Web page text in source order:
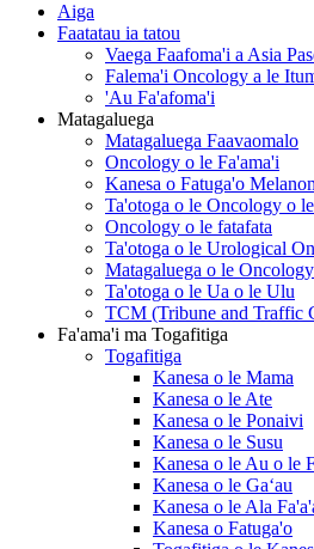
Aiga
Faatatau ia tatou
Vaega Faafoma'i a Asia
Falema'i Oncology a le
'Au Fa'afoma'i
Matagaluega
Matagaluega Faavaomalo
Oncology o le Fa'ama'i
Kanesa o Fatuga'o
Ta'otoga o le Oncology o
Oncology o le fatafata
Ta'otoga o le Urological
Matagaluega o le
Ta'otoga o le Ua o le Ulu
TCM (Tribune and Traffic
Fa'ama'i ma Togafitiga
Togafitiga
Kanesa o le Mama
Kanesa o le Ate
Kanesa o le Ponaivi
Kanesa o le Susu
Kanesa o le Au o le
Kanesa o le Gaʻau
Kanesa o le Ala
Kanesa o Fatuga'o